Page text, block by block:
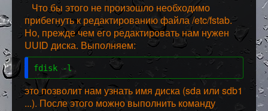
Что бы этого не произошло необходимо
прибегнуть к редактированию файла /etc/fstab.
Но, прежде чем его редактировать нам нужен
UUID диска. Выполняем:
fdisk -l
это позволит нам узнать имя диска (sda или sdb1
...). После этого можно выполнить команду